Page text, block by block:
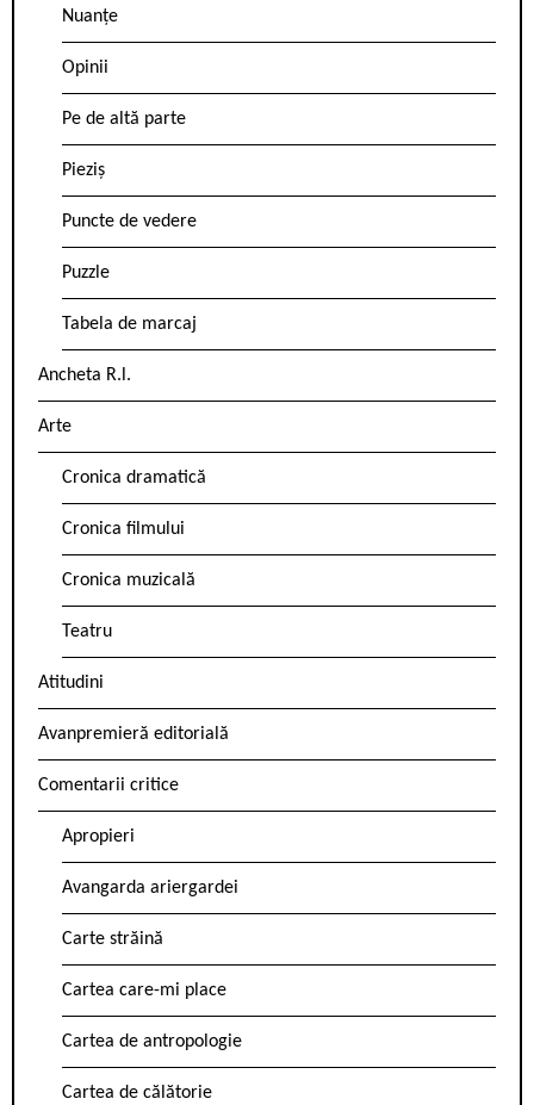
Nuanțe
Opinii
Pe de altă parte
Pieziș
Puncte de vedere
Puzzle
Tabela de marcaj
Ancheta R.l.
Arte
Cronica dramatică
Cronica filmului
Cronica muzicală
Teatru
Atitudini
Avanpremieră editorială
Comentarii critice
Apropieri
Avangarda ariergardei
Carte străină
Cartea care-mi place
Cartea de antropologie
Cartea de călătorie